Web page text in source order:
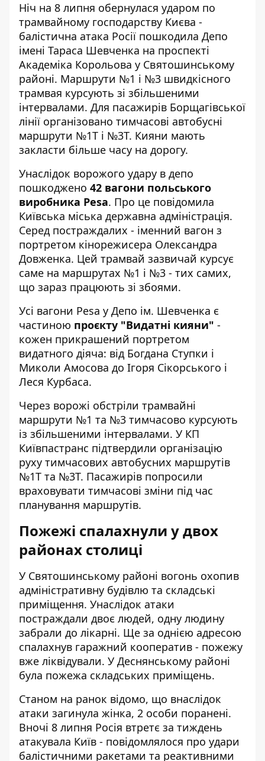
Ніч на 8 липня обернулася ударом по
трамвайному господарству Києва -
балістична атака Росії пошкодила Депо
імені Тараса Шевченка на проспекті
Академіка Корольова у Святошинському
районі. Маршрути №1 і №3 швидкісного
трамвая курсують зі збільшеними
інтервалами. Для пасажирів Борщагівської
лінії організовано тимчасові автобусні
маршрути №1Т і №3Т. Кияни мають
закласти більше часу на дорогу.
Унаслідок ворожого удару в депо
пошкоджено 42 вагони польського
виробника Pesa. Про це повідомила
Київська міська державна адміністрація.
Серед постраждалих - іменний вагон з
портретом кінорежисера Олександра
Довженка. Цей трамвай зазвичай курсує
саме на маршрутах №1 і №3 - тих самих,
що зараз працюють зі збоями.
Усі вагони Pesa у Депо ім. Шевченка є
частиною проєкту "Видатні кияни" -
кожен прикрашений портретом
видатного діяча: від Богдана Ступки і
Миколи Амосова до Ігоря Сікорського і
Леся Курбаса.
Через ворожі обстріли трамвайні
маршрути №1 та №3 тимчасово курсують
із збільшеними інтервалами. У КП
Київпастранс підтвердили організацію
руху тимчасових автобусних маршрутів
№1Т та №3Т. Пасажирів попросили
враховувати тимчасові зміни під час
планування маршрутів.
Пожежі спалахнули у двох
районах столиці
У Святошинському районі вогонь охопив
адміністративну будівлю та складські
приміщення. Унаслідок атаки
постраждали двоє людей, одну людину
забрали до лікарні. Ще за однією адресою
спалахнув гаражний кооператив - пожежу
вже ліквідували. У Деснянському районі
була пожежа складських приміщень.
Станом на ранок відомо, що внаслідок
атаки загинула жінка, 2 особи поранені.
Вночі 8 липня Росія втретє за тиждень
атакувала Київ - повідомлялося про удари
балістичними ракетами та реактивними